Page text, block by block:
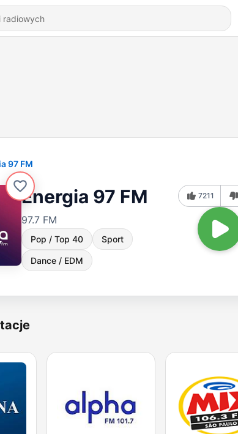
97 FM
Energia 97 FM
97.7 FM
Pop / Top 40 Sport
Dance / EDM
7211